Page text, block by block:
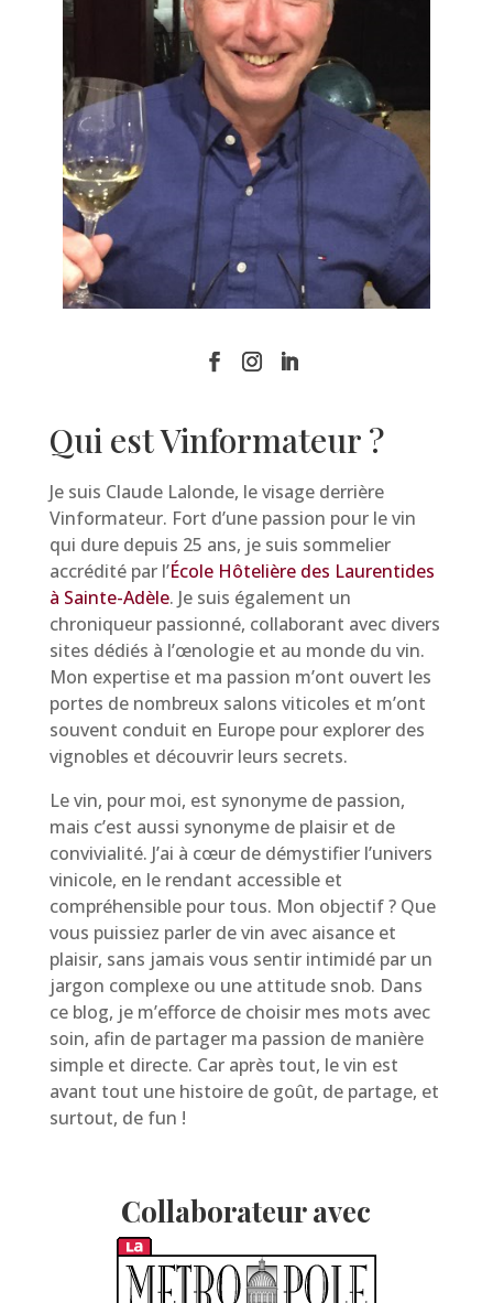
Qui est Vinformateur ?
Je suis Claude Lalonde, le visage derrière
Vinformateur. Fort d’une passion pour le vin
qui dure depuis 25 ans, je suis sommelier
accrédité par l’École Hôtelière des Laurentides
à Sainte-Adèle. Je suis également un
chroniqueur passionné, collaborant avec divers
sites dédiés à l’œnologie et au monde du vin.
Mon expertise et ma passion m’ont ouvert les
portes de nombreux salons viticoles et m’ont
souvent conduit en Europe pour explorer des
vignobles et découvrir leurs secrets.
Le vin, pour moi, est synonyme de passion,
mais c’est aussi synonyme de plaisir et de
convivialité. J’ai à cœur de démystifier l’univers
vinicole, en le rendant accessible et
compréhensible pour tous. Mon objectif ? Que
vous puissiez parler de vin avec aisance et
plaisir, sans jamais vous sentir intimidé par un
jargon complexe ou une attitude snob. Dans
ce blog, je m’efforce de choisir mes mots avec
soin, afin de partager ma passion de manière
simple et directe. Car après tout, le vin est
avant tout une histoire de goût, de partage, et
surtout, de fun !
Collaborateur avec